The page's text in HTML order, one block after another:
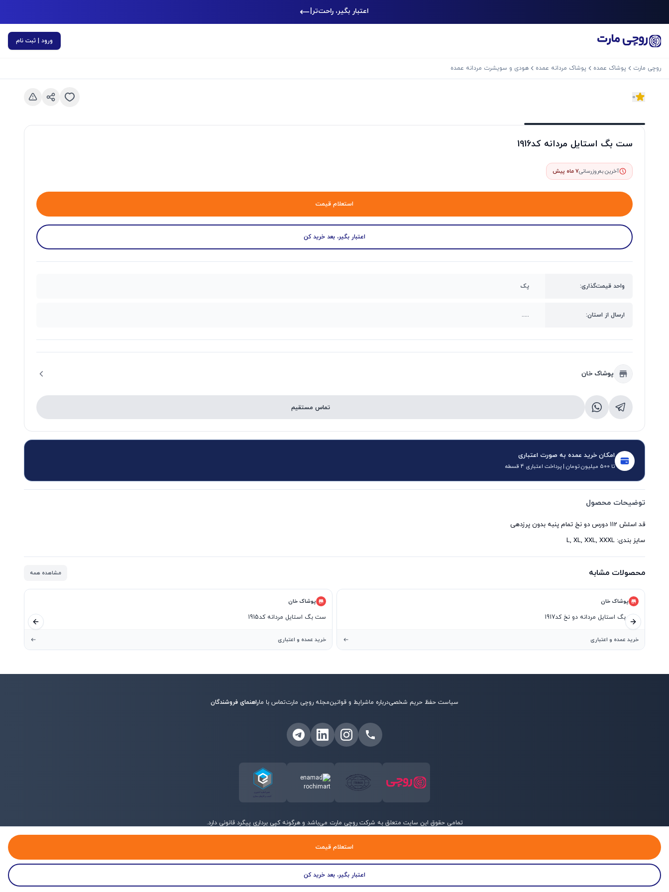
اعتبار بگیر، راحت‌تر خرید|
ورود | ثبت نام
روچی مارت پوشاک عمده پوشاک مردانه عمده هودی و سویشرت مردانه عمده
0
ست بگ استایل مردانه کد1916
آخرین به‌روزرسانی7 ماه پیش
استعلام قیمت
اعتبار بگیر، بعد خرید کن
واحد قیمت‌گذاری: پک
ارسال از استان: .....
پوشاک خان
تماس مستقیم
امکان خرید عمده به صورت اعتباری
تا 500 میلیون تومان | پرداخت اعتباری 4 قسطه
توضیحات محصول
سایز بندی: L, XL, XXL, XXXL
محصولات مشابه مشاهده همه
پوشاک خان
ست بگ استایل مردانه کد1915
خرید عمده و اعتباری
پوشاک خان
ست بگ استایل مردانه دو نخ کد1917
خرید عمده و اعتباری
اسلاید قبلی اسلاید بعدی
استعلام قیمت
اعتبار بگیر، بعد خرید کن
سیاست حفظ حریم شخصیدرباره ماشرایط و قوانینمجله روچی مارتتماس با ماراهنمای فروشندگان
تمامی حقوق این سایت متعلق به شرکت روچی مارت می‌باشد و هرگونه کپی برداری پیگرد قانونی دارد.
©
2026روچی مارت - تمامی حقوق محفوظ است.
خانه منو جستجو پروفایل